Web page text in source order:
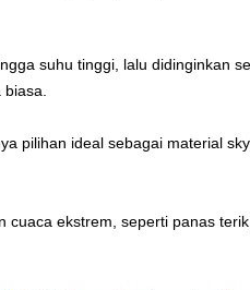
suhu tinggi, lalu didinginkan
pilihan ideal sebagai material
ekstrem, seperti panas